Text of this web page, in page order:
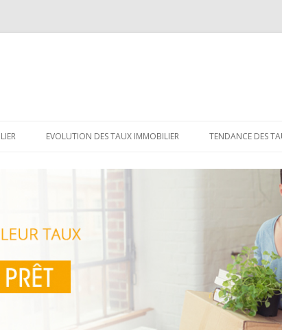
au
EVOLUTION DES TAUX IMMOBILIER TENDANCE DES